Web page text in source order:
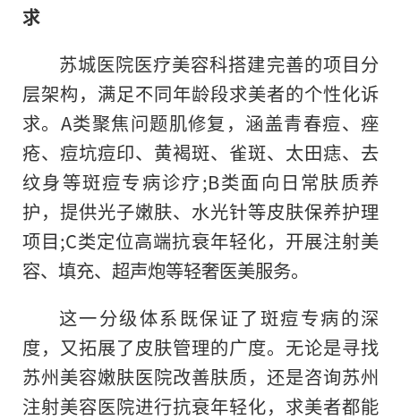
求
苏城医院医疗美容科搭建完善的项目分
层架构，满足不同年龄段求美者的个性化诉
求。A类聚焦问题肌修复，涵盖青春痘、痤
疮、痘坑痘印、黄褐斑、雀斑、太田痣、去
纹身等斑痘专病诊疗;B类面向日常肤质养
护，提供光子嫩肤、水光针等皮肤保养护理
项目;C类定位高端抗衰年轻化，开展注射美
容、填充、超声炮等轻奢医美服务。
这一分级体系既保证了斑痘专病的深
度，又拓展了皮肤管理的广度。无论是寻找
苏州美容嫩肤医院改善肤质，还是咨询苏州
注射美容医院进行抗衰年轻化，求美者都能